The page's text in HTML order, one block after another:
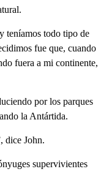
teníamos todo tipo de
fue que, cuando
fuera a mi continente,
por los parques
la Antártida.
dice John.
supervivientes